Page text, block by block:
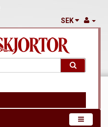
SEK